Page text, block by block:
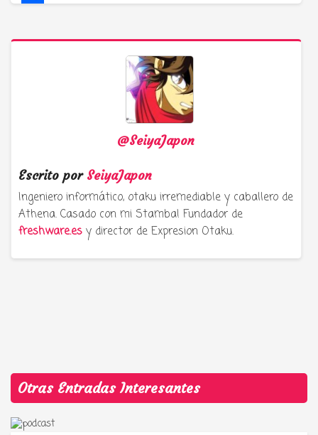
@SeiyaJapon
Escrito por SeiyaJapon
Ingeniero informático, otaku irremediable y caballero de
Athena. Casado con mi Stamba! Fundador de
freshware.es y director de Expresion Otaku.
Otras Entradas Interesantes